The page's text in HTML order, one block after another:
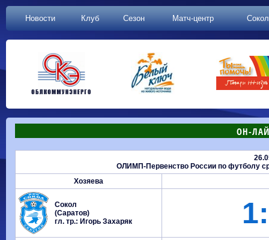
Новости Клуб Сезон Матч-центр
ОН-
ОЛИМП-Первенство России по футболу
Хозяева
Сокол
(Саратов)
гл. тр.: Игорь Захаряк